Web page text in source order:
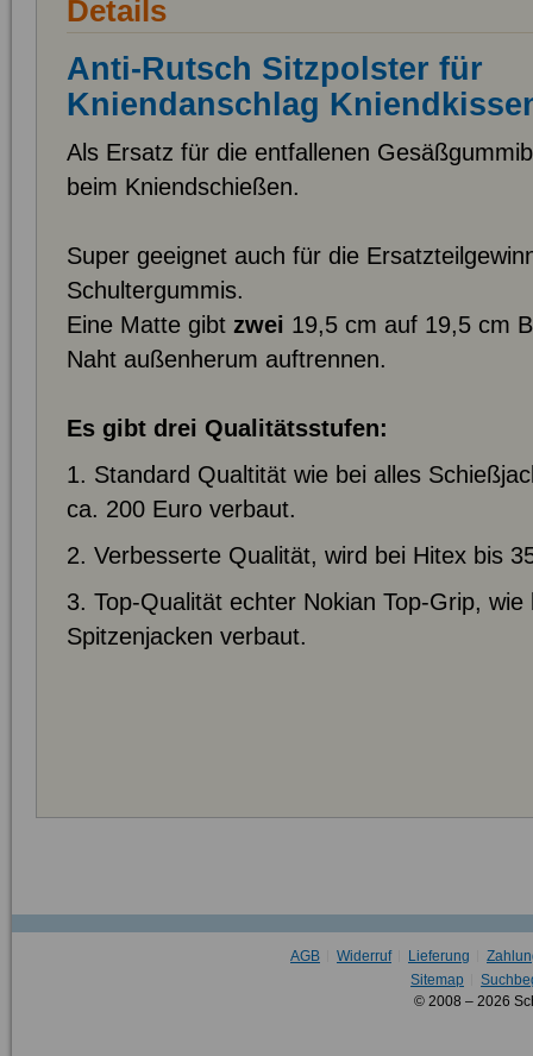
Details
Anti-Rutsch Sitzpolster für
Kniendanschlag
Als Ersatz für die entfallenen
beim Kniendschießen.
Super geeignet auch für die
Schultergummis.
Eine Matte gibt zwei 19,5 cm auf 19,5 cm
Naht außenherum auftrennen.
Es gibt drei Qualitätsstufen:
1. Standard Qualtität wie bei alles
ca. 200 Euro verbaut.
2. Verbesserte Qualität, wird bei Hitex bis
3. Top-Qualität echter Nokian Top-Grip, wie
Spitzenjacken verbaut.
AGB Widerruf Lieferung
Sitemap
© 2008 – 2026